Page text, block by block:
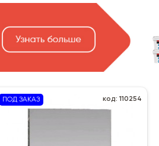
ПОД ЗАКАЗ код: 110254